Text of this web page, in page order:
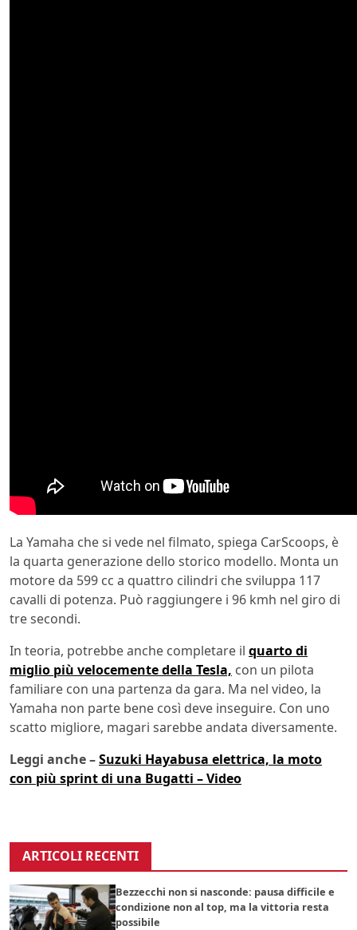
La Yamaha che si vede nel filmato, spiega CarScoops, è
la quarta generazione dello storico modello. Monta un
motore da 599 cc a quattro cilindri che sviluppa 117
cavalli di potenza. Può raggiungere i 96 kmh nel giro di
tre secondi.
In teoria, potrebbe anche completare il quarto di
miglio più velocemente della Tesla, con un pilota
familiare con una partenza da gara. Ma nel video, la
Yamaha non parte bene così deve inseguire. Con uno
scatto migliore, magari sarebbe andata diversamente.
Leggi anche –Suzuki Hayabusa elettrica, la moto
con più sprint di una Bugatti – Video
ARTICOLI RECENTI
Bezzecchi non si nasconde: pausa difficile e
condizione non al top, ma la vittoria resta
possibile